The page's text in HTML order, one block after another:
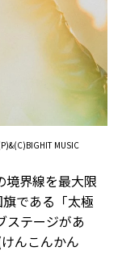
MUSIC
境界線を最大限
である「太極
ステージがあ
んこんかん